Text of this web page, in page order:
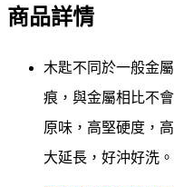
商品詳情
木匙不同於一般金
痕，與金屬相比不
原味，高堅硬度，
大延長 ，好沖好洗。